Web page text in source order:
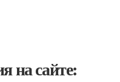
на сайте: